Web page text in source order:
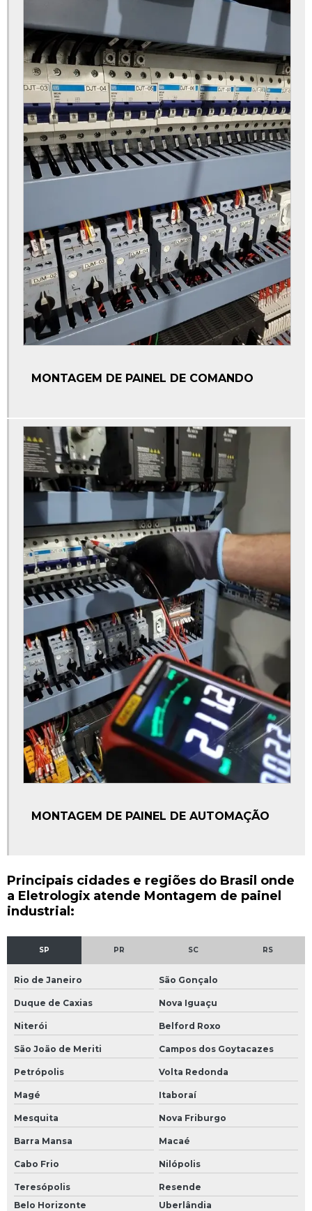
Serviço de automação industrial
Tubeteira espiral
Máquina de tubos de papel
Máquina de cortar tubete
Máquina de cortar tubete de papelão
Máquina de cortar tubo de papelão
Máquina de fazer tubete
Máquina de fazer tubos de papelão
Máquina de tubete
Refiladora de papel profissional
Refiladora de papel semi industrial
MONTAGEM DE PAINEL DE COMANDO
MONTAGEM DE PAINEL DE AUTOMAÇÃO
Principais cidades e regiões do Brasil onde
a Eletrologix atende Montagem de painel
industrial:
SP PR SC RS
Rio de Janeiro São Gonçalo
Duque de Caxias Nova Iguaçu
Niterói Belford Roxo
São João de Meriti Campos dos Goytacazes
Petrópolis Volta Redonda
Magé Itaboraí
Mesquita Nova Friburgo
Barra Mansa Macaé
Cabo Frio Nilópolis
Teresópolis
Resende
Belo Horizonte
Uberlândia